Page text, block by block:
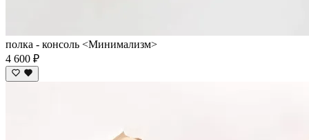
полка - консоль <Минимализм>
4 600 ₽